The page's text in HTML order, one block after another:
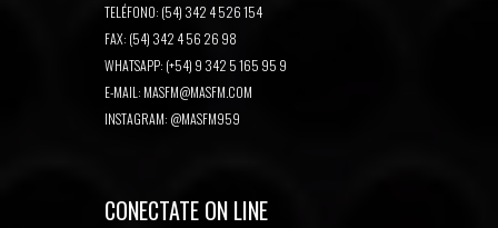
TELÉFONO: (54) 342 4 526 154
FAX: (54) 342 4 56 26 98
WHATSAPP: (+54) 9 342 5 165 95 9
E-MAIL: MASFM@MASFM.COM
INSTAGRAM: @MASFM959
CONECTATE ON LINE